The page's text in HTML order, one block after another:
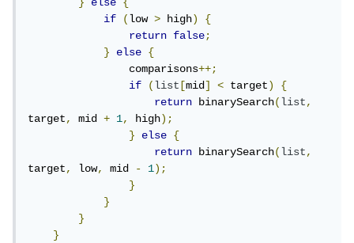
} else
{
if
(low > high)
{
return
false;
}
else
{
                comparisons
++;
if
(list [mid] < target)
{
return binarySearch(list,
target, mid + 1, high);
}
else
{
return binarySearch(list,
target, low, mid - 1);
}
}
}
}